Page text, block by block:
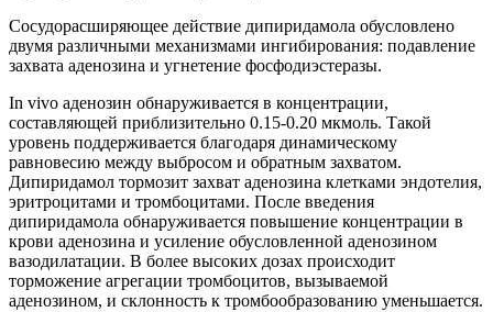
Сосудорасширяющее действие дипиридамола обусловлено
двумя различными механизмами ингибирования: подавление
захвата аденозина и угнетение фосфодиэстеразы.
In vivo аденозин обнаруживается в концентрации,
составляющей приблизительно 0.15-0.20 мкмоль. Такой
уровень поддерживается благодаря динамическому
равновесию между выбросом и обратным захватом.
Дипиридамол тормозит захват аденозина клетками эндотелия,
эритроцитами и тромбоцитами. После введения
дипиридамола обнаруживается повышение концентрации в
крови аденозина и усиление обусловленной аденозином
вазодилатации. В более высоких дозах происходит
торможение агрегации тромбоцитов, вызываемой
аденозином, и склонность к тромбообразованию уменьшается.